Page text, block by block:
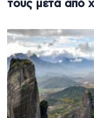
τους μετά από